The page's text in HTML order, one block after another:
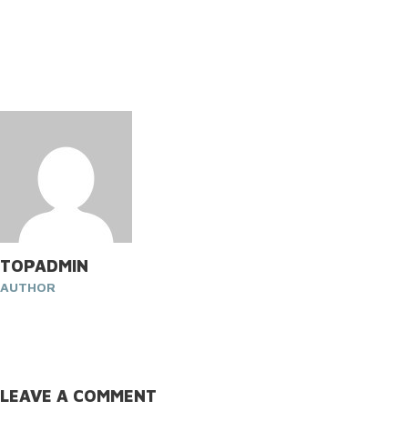
TOPADMIN
AUTHOR
LEAVE A COMMENT